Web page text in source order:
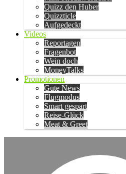
Quizz den Huber
Quizzticle
Aufgedeckt
Videos
Reportagen
Fragenbot
Wein doch
MoneyTalks
Promotionen
Gute News
Flugmodus
Smart gespart
Reise-Glück
Meat & Greet